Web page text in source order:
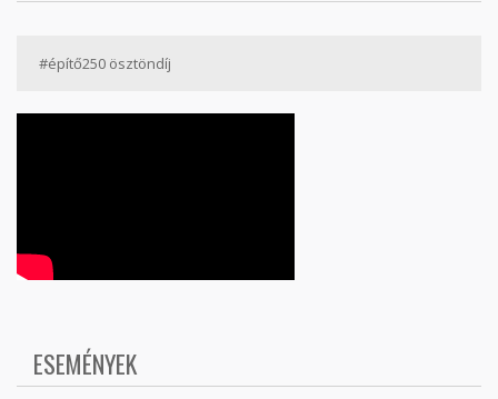
#építő250 ösztöndíj
ESEMÉNYEK